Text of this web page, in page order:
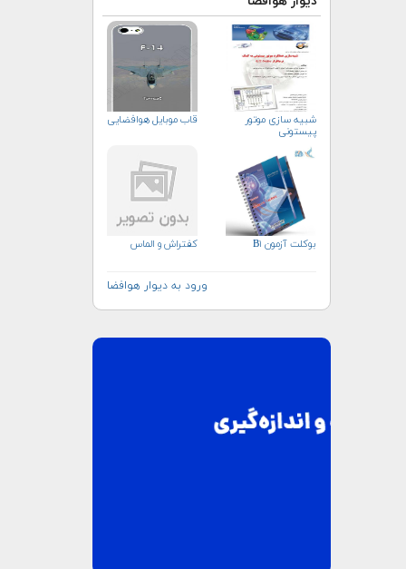
شبیه سازی موتور
پیستونی
قاب موبایل هوافضایی
بوکلت آزمون B۱ کفتراش و الماس
ورود به دیوار هوافضا